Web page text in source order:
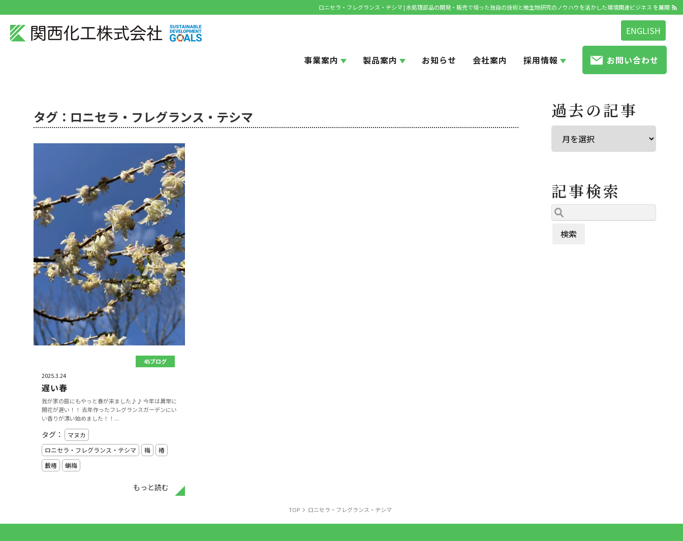
ロニセラ・フレグランス・テシマ | 水処理部品の開発・販売で培った独自の技術と微生物研究のノウハウを活かした環境関連ビジネス を展開
ENGLISH
事業案内 製品案内 お知らせ 会社案内 採用情報 お問い合わせ
タグ：ロニセラ・フレグランス・テシマ
45ブログ
2025.3.24
遅い春
我が家の庭にもやっと春が来ました♪♪ 今年は異常に
開花が遅い！！ 去年作ったフレグランスガーデンにい
い香りが漂い始めました！！...
もっと読む
タグ：
マヌカ
ロニセラ・フレグランス・テシマ
梅
椿
藪椿
蝋梅
過去の記事
記事検索
TOP ロニセラ・フレグランス・テシマ